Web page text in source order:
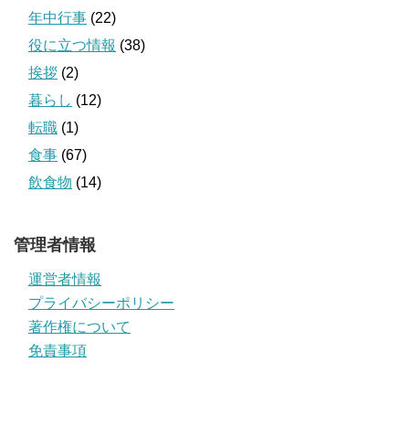
年中行事 (22)
役に立つ情報 (38)
挨拶 (2)
暮らし (12)
転職 (1)
食事 (67)
飲食物 (14)
管理者情報
運営者情報
プライバシーポリシー
著作権について
免責事項